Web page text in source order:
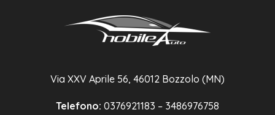
Via XXV Aprile 56, 46012 Bozzolo (MN)
Telefono: 0376921183 – 3486976758